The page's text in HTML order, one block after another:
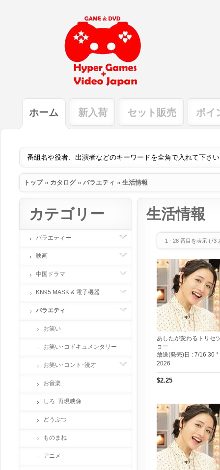
ホーム 新入荷 セット販売 ポイ
トップ» カタログ» バラエティ » 生活情報
生活情報
1 - 28 番目を表示 (73
あしたが変わるトリセ
ョー
放送(発売)日 : 7/16 30 *
2026
$2.25
カテゴリー
バラエティー
映画
中国ドラマ
KN95 MASK & 電子機器
バラエティ
お笑い
お笑い･コドキュメンタリー
お笑い･コント･漫才
お音楽
しろ･再現映像
どうぶつ
ものまね
アニメ